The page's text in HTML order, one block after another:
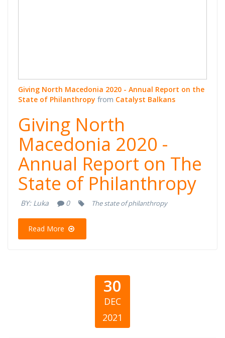
Giving North Macedonia 2020 - Annual Report on the
State of Philanthropy from Catalyst Balkans
Giving North
Macedonia 2020 -
Annual Report on The
State of Philanthropy
BY: Luka 0 The state of philanthropy
Read More
30
DEC
2021